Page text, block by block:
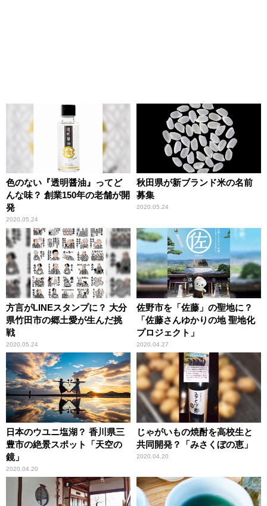
色のない『透明醤油』ってど
んな味？ 創業150年の老舗が開
発
2020.05.24
秋田県が新ブランド米の名前
募集
2020.05.24
方言がLINEスタンプに？ 大分
県竹田市の郷土愛が生んだ挑
戦
2020.05.24
佐野市を「佐藤」の聖地に？
「佐藤さんゆかりの地 聖地化
プロジェクト」
2020.04.27
日本のウユニ塩湖？ 香川県三
豊市の絶景スポット「天空の
鏡」
2020.04.20
じゃがいもの焼酎を高校生と
共同開発？「みさくぼの恵」
2020.04.20